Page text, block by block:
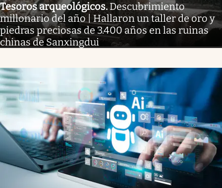
Tesoros arqueológicos.Descubrimiento
millonario del año | Hallaron un taller de oro y
piedras preciosas de 3.400 años en las ruinas
chinas de Sanxingdui